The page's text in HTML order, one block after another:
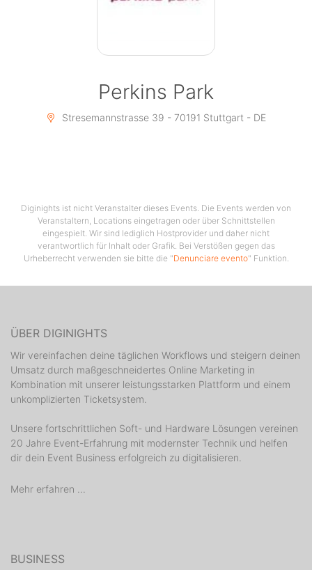
Perkins Park
Stresemannstrasse 39 - 70191 Stuttgart - DE
Diginights ist nicht Veranstalter dieses Events. Die Events werden von
Veranstaltern, Locations eingetragen oder über Schnittstellen
eingespielt. Wir sind lediglich Hostprovider und daher nicht
verantwortlich für Inhalt oder Grafik. Bei Verstößen gegen das
Urheberrecht verwenden sie bitte die "Denunciare evento" Funktion.
ÜBER DIGINIGHTS
Wir vereinfachen deine täglichen Workflows und steigern deinen
Umsatz durch maßgeschneidertes Online Marketing in
Kombination mit unserer leistungsstarken Plattform und einem
unkomplizierten Ticketsystem.
Unsere fortschrittlichen Soft- und Hardware Lösungen vereinen
20 Jahre Event-Erfahrung mit modernster Technik und helfen
dir dein Event Business erfolgreich zu digitalisieren.
Mehr erfahren ...
BUSINESS